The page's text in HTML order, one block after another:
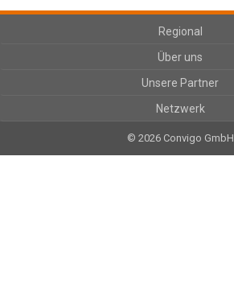
Regional
Über uns
Unsere Partner
Netzwerk
© 2026 Convigo GmbH